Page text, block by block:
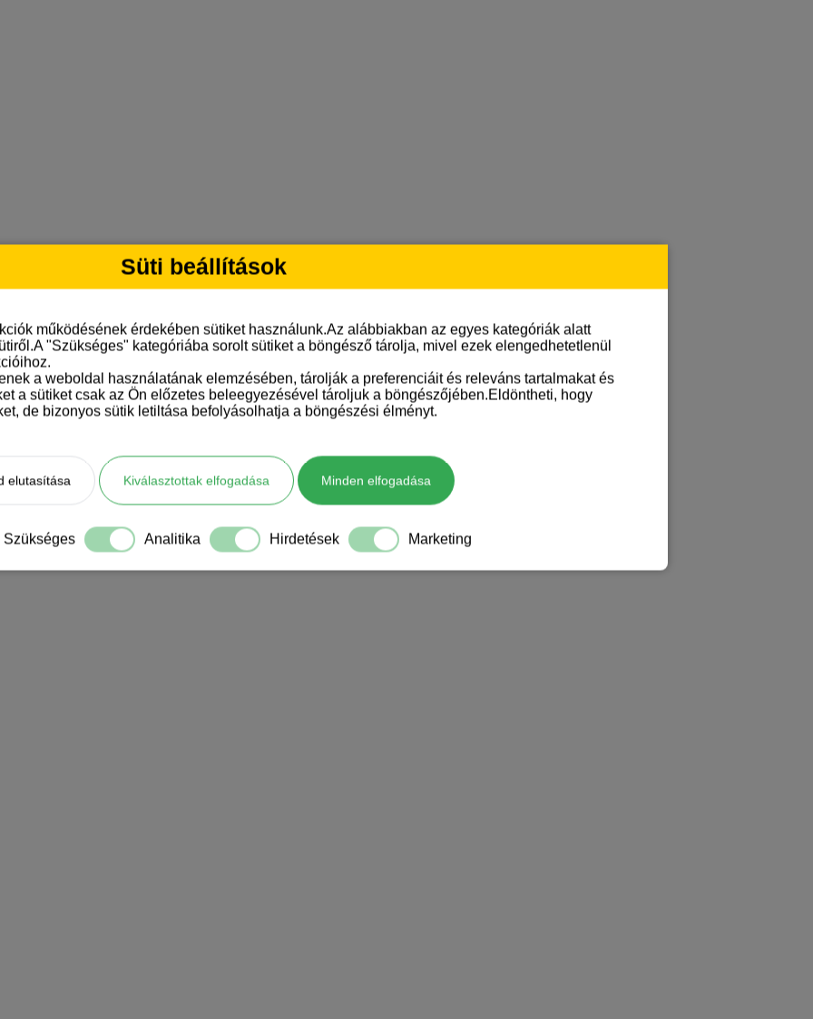
Süti beállítások
működésének érdekében sütiket használunk.Az alábbiakban az egyes kategóriák alatt
"Szükséges" kategóriába sorolt sütiket a böngésző tárolja, mivel ezek elengedhetetlenül
a weboldal használatának elemzésében, tárolják a preferenciáit és releváns tartalmakat és
a sütiket csak az Ön előzetes beleegyezésével tároljuk a böngészőjében.Eldöntheti, hogy
de bizonyos sütik letiltása befolyásolhatja a böngészési élményt.
elutasítása Kiválasztottak elfogadása Minden elfogadása
Szükséges Analitika Hirdetések Marketing